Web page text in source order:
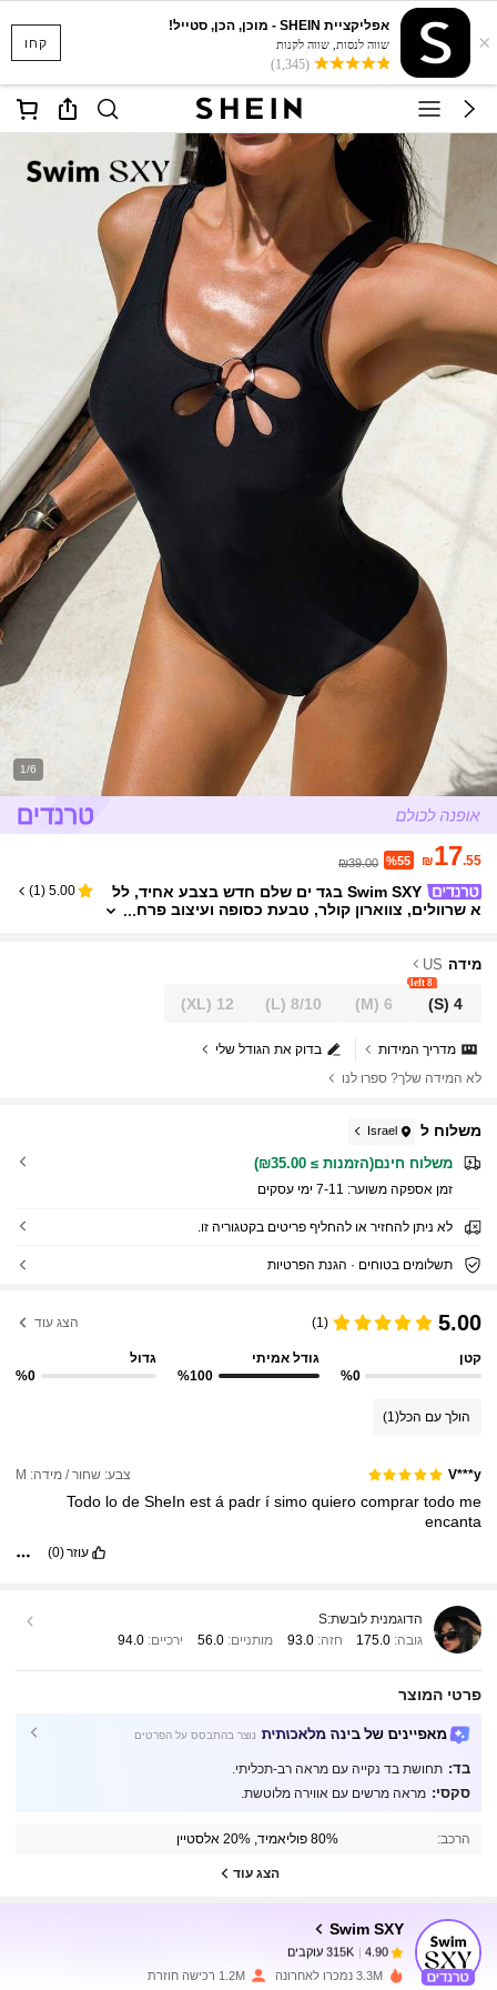
קחו ×
אפליקציית SHEIN - מוכן, הכן, סטייל!
שווה לנסות, שווה לקנות
(1,345)
1/6
₪17.55
%55
₪39.00
Swim SXY בגד ים שלם חדש בצבע אחיד, לל
א שרוולים, צווארון קולר, טבעת כסופה ועיצוב פרח
5.00
(
1
)
מידה US
4
(S)
8 left
6
(M)
8/10
(L)
12
(XL)
בדוק את הגודל שלי
מדריך המידות
לא המידה שלך? ספרו לנו
משלוח ל Israel
משלוח חינם(הזמנות ≥ ₪35.00)
זמן אספקה ​​משוער: 7-11 ימי עסקים
לא ניתן להחזיר או להחליף פריטים בקטגוריה זו.
תשלומים בטוחים · הגנת הפרטיות
5.00
(1) הצג עוד
קטן
%0
גודל אמיתי
%100
גדול
%0
הולך עם הכל(1)
V***y צבע: שחור / מידה: M
Todo lo de SheIn est á padr í simo quiero comprar todo me
encanta
עוזר(0)
הדוגמנית לובשת:S
גובה: 175.0 חזה:93.0 מותניים: 56.0 ירכיים: 94.0
פרטי המוצר
מאפיינים של בינה מלאכותית נוצר בהתבסס על הפרטים
בד: תחושת בד נקייה עם מראה רב-תכליתי.
סקסי: מראה מרשים עם אווירה מלוטשת.
הרכב: 80% פוליאמיד, 20% אלסטיין
הצג עוד
Swim SXY
4.90
315K עוקבים
r***y שילם לפני יום אחד
3.3M נמכרו לאחרונה 1.2M רכישה חוזרת